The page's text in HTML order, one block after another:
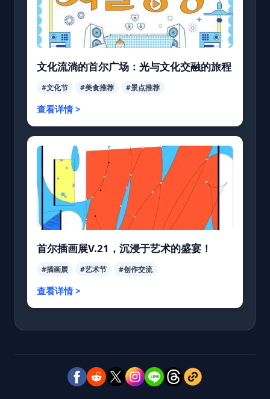
文化流淌的首尔广场：光与文化交融的旅程
#文化节 #美食推荐 #景点推荐
查看详情 >
首尔插画展V.21，沉浸于艺术的盛宴！
#插画展 #艺术节 #创作交流
查看详情 >